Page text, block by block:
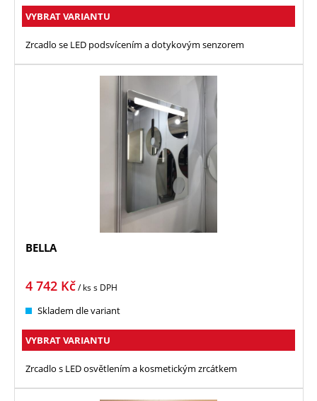
VYBRAT VARIANTU
Zrcadlo se LED podsvícením a dotykovým senzorem
BELLA
4 742 Kč/ kss DPH
Skladem dle variant
VYBRAT VARIANTU
Zrcadlo s LED osvětlením a kosmetickým zrcátkem